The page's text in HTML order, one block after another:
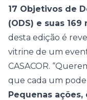
17 Objetivos de
(ODS) e suas 169
desta edição é
vitrine de um
CASACOR.
que cada um
Pequenas